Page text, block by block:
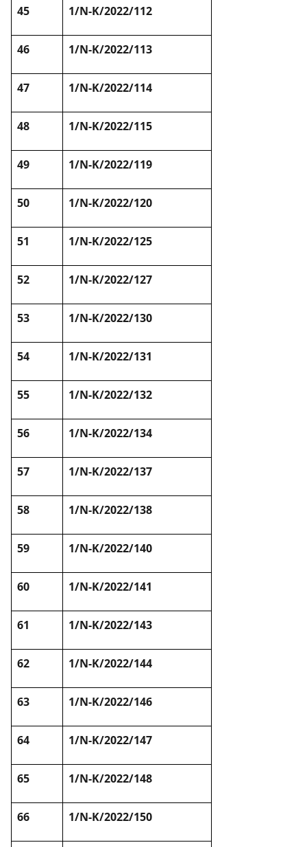
45 1/N-K/2022/112
46 1/N-K/2022/113
47 1/N-K/2022/114
48 1/N-K/2022/115
49 1/N-K/2022/119
50 1/N-K/2022/120
51 1/N-K/2022/125
52 1/N-K/2022/127
53 1/N-K/2022/130
54 1/N-K/2022/131
55 1/N-K/2022/132
56 1/N-K/2022/134
57 1/N-K/2022/137
58 1/N-K/2022/138
59 1/N-K/2022/140
60 1/N-K/2022/141
61 1/N-K/2022/143
62 1/N-K/2022/144
63 1/N-K/2022/146
64 1/N-K/2022/147
65 1/N-K/2022/148
66 1/N-K/2022/150